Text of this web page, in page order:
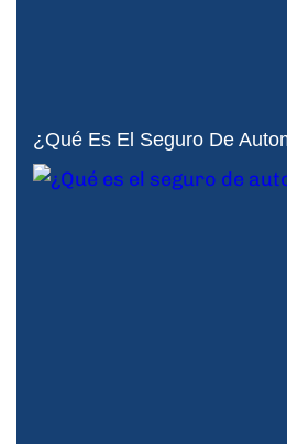
¿Qué Es El Seguro De